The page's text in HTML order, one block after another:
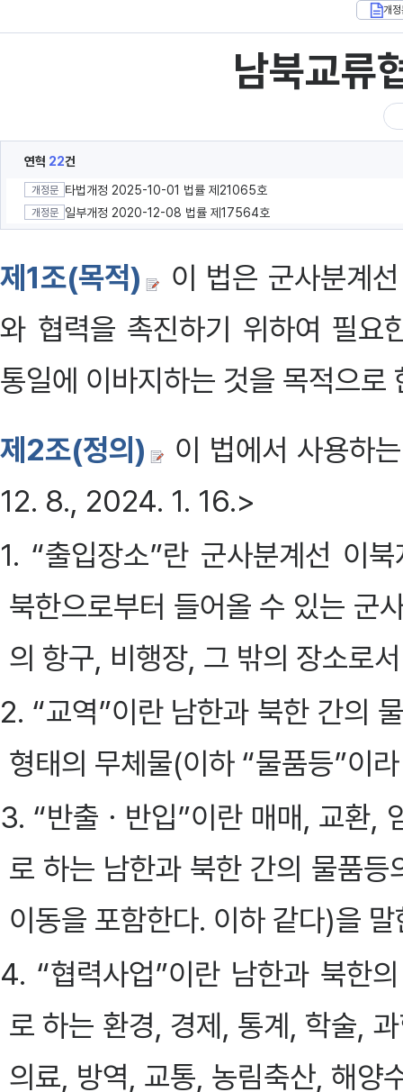
개정
남북교류
연혁 22건
개정문 타법개정 2025-10-01 법률 제21065호
개정문 일부개정 2020-12-08 법률 제17564호
제1조(목적)
이 법은 군사분계
와 협력을 촉진하기 위하여 필요
통일에 이바지하는 것을 목적으
제2조(정의)
이 법에서 사용하
12. 8., 2024. 1. 16.>
1. “출입장소”란 군사분계선 이
북한으로부터 들어올 수 있는 군
의 항구, 비행장, 그 밖의 장소로
2. “교역”이란 남한과 북한 간의
형태의 무체물(이하 “물품등”이
3. “반출ㆍ반입”이란 매매, 교환,
로 하는 남한과 북한 간의 물품
이동을 포함한다. 이하 같다)을 말
4. “협력사업”이란 남한과 북한
로 하는 환경, 경제, 통계, 학술,
의료, 방역, 교통, 농림축산, 해양